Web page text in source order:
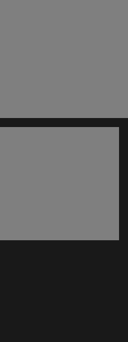
en nueva ventana)
en nueva ventana)